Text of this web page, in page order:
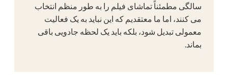
سالگی مطمئناً تماشای فیلم را به طور منظم انتخاب
می کنند، اما ما معتقدیم که این نباید به یک فعالیت
معمولی تبدیل شود، بلکه باید یک لحظه جادویی باقی
بماند.